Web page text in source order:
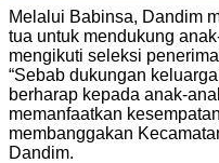
Melalui Babinsa, Dandim
tua untuk mendukung
mengikuti seleksi
“Sebab dukungan
berharap kepada anak-
memanfaatkan
membanggakan
Dandim.